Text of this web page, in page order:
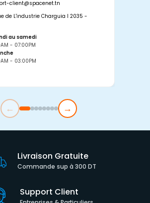
client@spacenet.tn
de L'industrie Charguia I 2035 -
au samedi
- 07:00PM
- 03:00PM
← →
Livraison Gratuite
Commande sup à 300 DT
Support Client